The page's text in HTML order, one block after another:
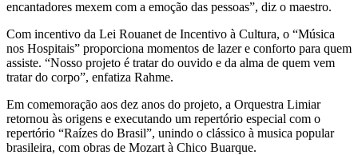
encantadores mexem com a emoção das pessoas”, diz o maestro.
Com incentivo da Lei Rouanet de Incentivo à Cultura, o “Música
nos Hospitais” proporciona momentos de lazer e conforto para quem
assiste. “Nosso projeto é tratar do ouvido e da alma de quem vem
tratar do corpo”, enfatiza Rahme.
Em comemoração aos dez anos do projeto, a Orquestra Limiar
retornou às origens e executando um repertório especial com o
repertório “Raízes do Brasil”, unindo o clássico à musica popular
brasileira, com obras de Mozart à Chico Buarque.